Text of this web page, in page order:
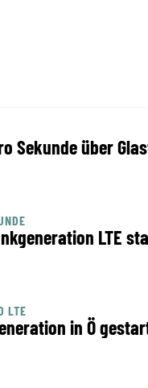
Sekunde über
LTE
LTE
in Ö